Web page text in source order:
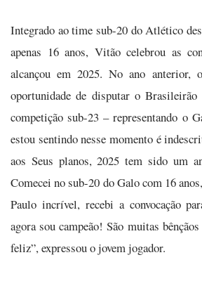
Integrado ao time sub-20 do Atlético
apenas 16 anos, Vitão celebrou as
alcançou em 2025. No ano anterior,
oportunidade de disputar o
competição sub-23 – representando o
estou sentindo nesse momento é
aos Seus planos, 2025 tem sido um
Comecei no sub-20 do Galo com 16
Paulo incrível, recebi a convocação
agora sou campeão! São muitas
feliz”, expressou o jovem jogador.